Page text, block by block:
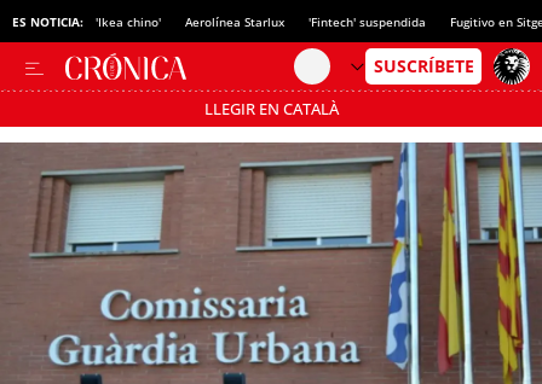
ES NOTICIA: 'Ikea chino' Aerolínea Starlux 'Fintech' suspendida Fugitivo en
LLEGIR EN CATALÀ
Pásate al MODO AHORRO